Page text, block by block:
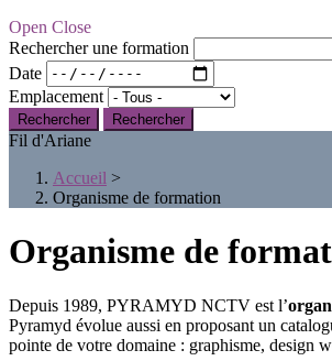
Open Close
Rechercher une formation
Date
Emplacement
Rechercher
Fil d'Ariane
Accueil >
Organisme de formation
Organisme de
Depuis 1989, PYRAMYD NCTV est l’
Pyramyd évolue aussi en proposant un
pointe de votre domaine : graphisme,